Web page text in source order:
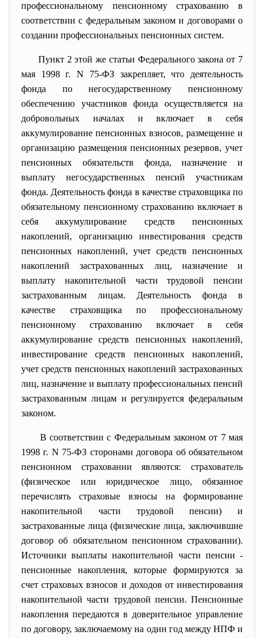
профессиональному пенсионному страхованию в
соответствии с федеральным законом и договорами о
создании профессиональных пенсионных систем.
Пункт 2 этой же статьи Федерального закона от 7
мая 1998 г. N 75-ФЗ закрепляет, что деятельность
фонда по негосударственному пенсионному
обеспечению участников фонда осуществляется на
добровольных началах и включает в себя
аккумулирование пенсионных взносов, размещение и
организацию размещения пенсионных резервов, учет
пенсионных обязательств фонда, назначение и
выплату негосударственных пенсий участникам
фонда. Деятельность фонда в качестве страховщика по
обязательному пенсионному страхованию включает в
себя аккумулирование средств пенсионных
накоплений, организацию инвестирования средств
пенсионных накоплений, учет средств пенсионных
накоплений застрахованных лиц, назначение и
выплату накопительной части трудовой пенсии
застрахованным лицам. Деятельность фонда в
качестве страховщика по профессиональному
пенсионному страхованию включает в себя
аккумулирование средств пенсионных накоплений,
инвестирование средств пенсионных накоплений,
учет средств пенсионных накоплений застрахованных
лиц, назначение и выплату профессиональных пенсий
застрахованным лицам и регулируется федеральным
законом.
В соответствии с Федеральнымзаконом от 7 мая
1998 г. N 75-ФЗ сторонами договора об обязательном
пенсионном страховании являются: страхователь
(физическое или юридическое лицо, обязанное
перечислять страховые взносы на формирование
накопительной части трудовой пенсии) и
застрахованные лица (физические лица, заключившие
договор об обязательном пенсионном страховании).
Источники выплаты накопительной части пенсии -
пенсионные накопления, которые формируются за
счет страховых взносов и доходов от инвестирования
накопительной части трудовой пенсии. Пенсионные
накопления передаются в доверительное управление
по договору, заключаемому на один год между НПФ и